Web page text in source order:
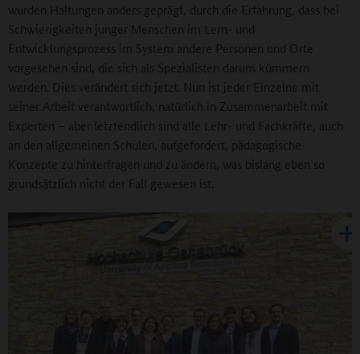
wurden Haltungen anders geprägt, durch die Erfahrung, dass bei
Schwierigkeiten junger Menschen im Lern- und
Entwicklungsprozess im System andere Personen und Orte
vorgesehen sind, die sich als Spezialisten darum kümmern
werden. Dies verändert sich jetzt. Nun ist jeder Einzelne mit
seiner Arbeit verantwortlich, natürlich in Zusammenarbeit mit
Experten – aber letztendlich sind alle Lehr- und Fachkräfte, auch
an den allgemeinen Schulen, aufgefordert, pädagogische
Konzepte zu hinterfragen und zu ändern, was bislang eben so
grundsätzlich nicht der Fall gewesen ist.